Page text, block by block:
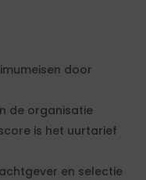
door
de organisatie
is het uurtarief
en selectie